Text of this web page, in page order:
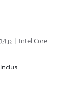
14 p | Intel Core